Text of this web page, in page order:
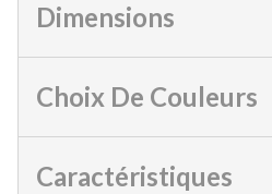
Dimensions
Choix De Couleurs
Caractéristiques